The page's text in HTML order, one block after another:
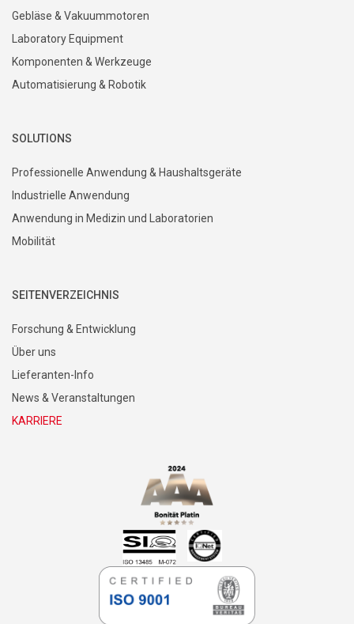
Gebläse & Vakuummotoren
Laboratory Equipment
Komponenten & Werkzeuge
Automatisierung & Robotik
SOLUTIONS
Professionelle Anwendung & Haushaltsgeräte
Industrielle Anwendung
Anwendung in Medizin und Laboratorien
Mobilität
SEITENVERZEICHNIS
Forschung & Entwicklung
Über uns
Lieferanten-Info
News & Veranstaltungen
KARRIERE